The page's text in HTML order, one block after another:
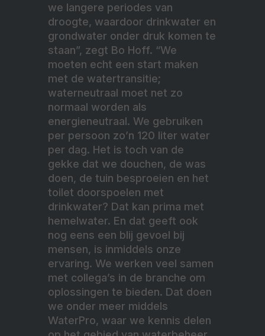
we langere periodes van
droogte, waardoor drinkwater en
grondwater onder druk komen te
staan”, zegt Bo Hoff. “We
moeten echt een start maken
met de watertransitie;
waterneutraal moet net zo
normaal worden als
energieneutraal. We gebruiken
per persoon zo’n 120 liter water
per dag. Het is toch van de
gekke dat we douchen, de was
doen, de tuin besproeien en het
toilet doorspoelen met
drinkwater? Dat kan prima met
hemelwater. En dat geeft ook
nog eens een blij gevoel bij
mensen, is inmiddels onze
ervaring. We werken veel samen
met collega’s in de branche om
oplossingen te bieden. Dat doen
we onder meer middels
WaterPro, waar we kennis delen